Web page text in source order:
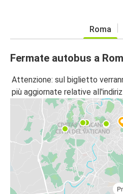
Roma
Fermate autobus a
Attenzione: sul biglietto
più aggiornate relative